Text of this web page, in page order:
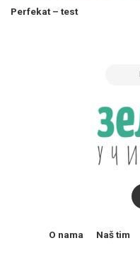
Perfekat – test
O nama Naš tim